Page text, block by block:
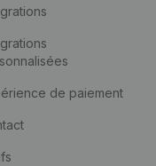
de paiement